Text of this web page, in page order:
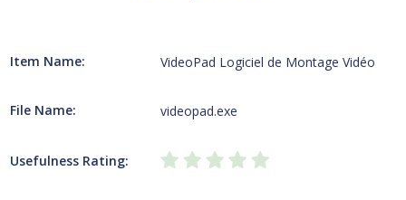
Item Name: VideoPad Logiciel de Montage Vidéo
File Name: videopad.exe
Usefulness Rating: